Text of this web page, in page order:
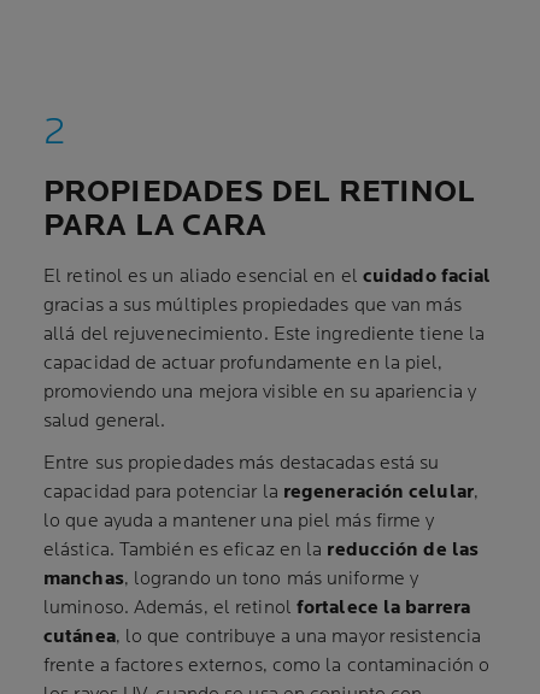
PROPIEDADES DEL RETINOL
PARA LA CARA
El retinol es un aliado esencial en el cuidado facial
gracias a sus múltiples propiedades que van más
allá del rejuvenecimiento. Este ingrediente tiene la
capacidad de actuar profundamente en la piel,
promoviendo una mejora visible en su apariencia y
salud general.
Entre sus propiedades más destacadas está su
capacidad para potenciar la regeneración celular,
lo que ayuda a mantener una piel más firme y
elástica. También es eficaz en la reducción de las
manchas, logrando un tono más uniforme y
luminoso. Además, el retinol fortalece la barrera
cutánea, lo que contribuye a una mayor resistencia
frente a factores externos, como la contaminación o